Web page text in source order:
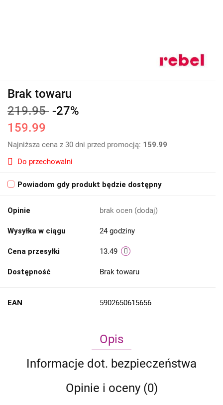
Brak towaru
219.95 -27%
159.99
Najniższa cena z 30 dni przed promocją: 159.99
Do przechowalni
Powiadom gdy produkt będzie dostępny
Opinie brak ocen (dodaj)
Wysyłka w ciągu 24 godziny
Cena przesyłki 13.49
Dostępność Brak towaru
EAN 5902650615656
Opis
Informacje dot. bezpieczeństwa
Opinie i oceny (0)